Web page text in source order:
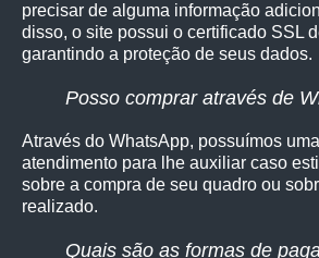
precisar de alguma informação
disso, o site possui o certificado SSL
garantindo a proteção de seus dados.
Posso comprar através de
Através do WhatsApp, possuímos
atendimento para lhe auxiliar caso
sobre a compra de seu quadro ou
realizado.
Quais são as formas de